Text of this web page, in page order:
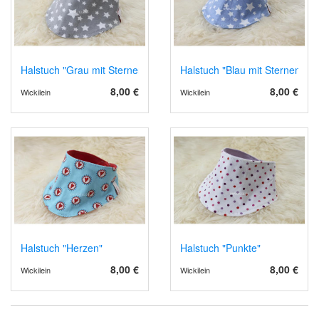
Halstuch "Grau mit Sternen"
8,00 €
Wickilein
Halstuch "Blau mit Sternen"
8,00 €
Wickilein
Halstuch "Herzen"
8,00 €
Wickilein
Halstuch "Punkte"
8,00 €
Wickilein